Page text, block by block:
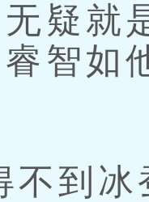
疑就
智如
到冰